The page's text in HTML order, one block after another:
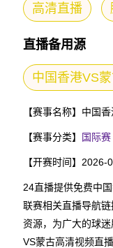
高清直播
直播备用源
中国香港VS
【赛事名称】 中国
【赛事分类】 国际赛
【开赛时间】 2026-
24直播提供免费中
联赛相关直播导航
资源，为广大的球
VS蒙古高清视频直